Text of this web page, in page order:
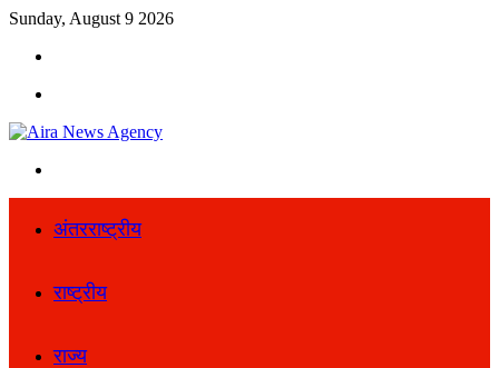
Sunday, August 9 2026
अंतरराष्ट्रीय
राष्ट्रीय
राज्य